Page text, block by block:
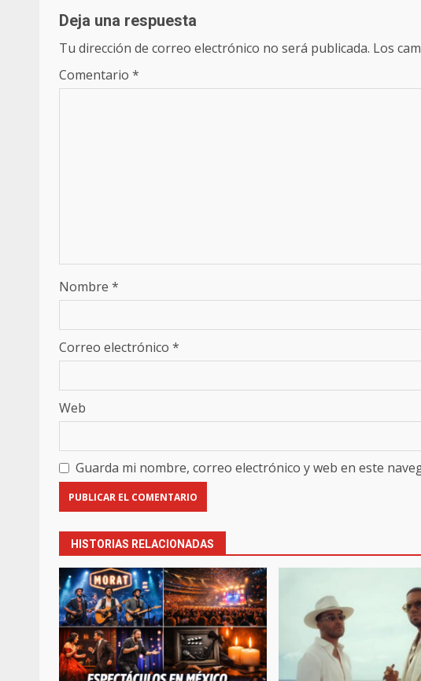
Deja una respuesta
Tu dirección de correo electrónico no será publicada. Los
Comentario *
Nombre *
Correo electrónico *
Web
Guarda mi nombre, correo electrónico y web en este
HISTORIAS RELACIONADAS